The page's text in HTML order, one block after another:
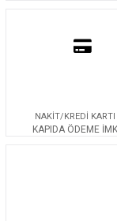
NAKİT/KREDİ KARTI
KAPIDA ÖDEME